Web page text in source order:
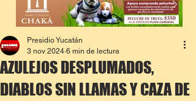
AZULEJOS DESPLUMADOS,
DIABLOS SIN LLAMAS Y CAZA DE
Presidio Yucatán
3 nov 2024 6 min de lectura